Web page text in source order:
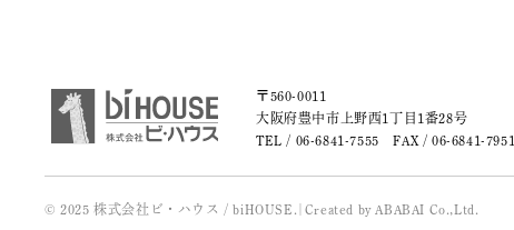
2023年04月 (2)
2023年03月 (3)
2023年02月 (2)
〒560-0011
大阪府豊中市上野西1丁目1番28号
TEL / 06-6841-7555 FAX / 06-6841-7951
© 2025 株式会社ビ・ハウス / biHOUSE. Created by ABABAI Co.,Ltd.